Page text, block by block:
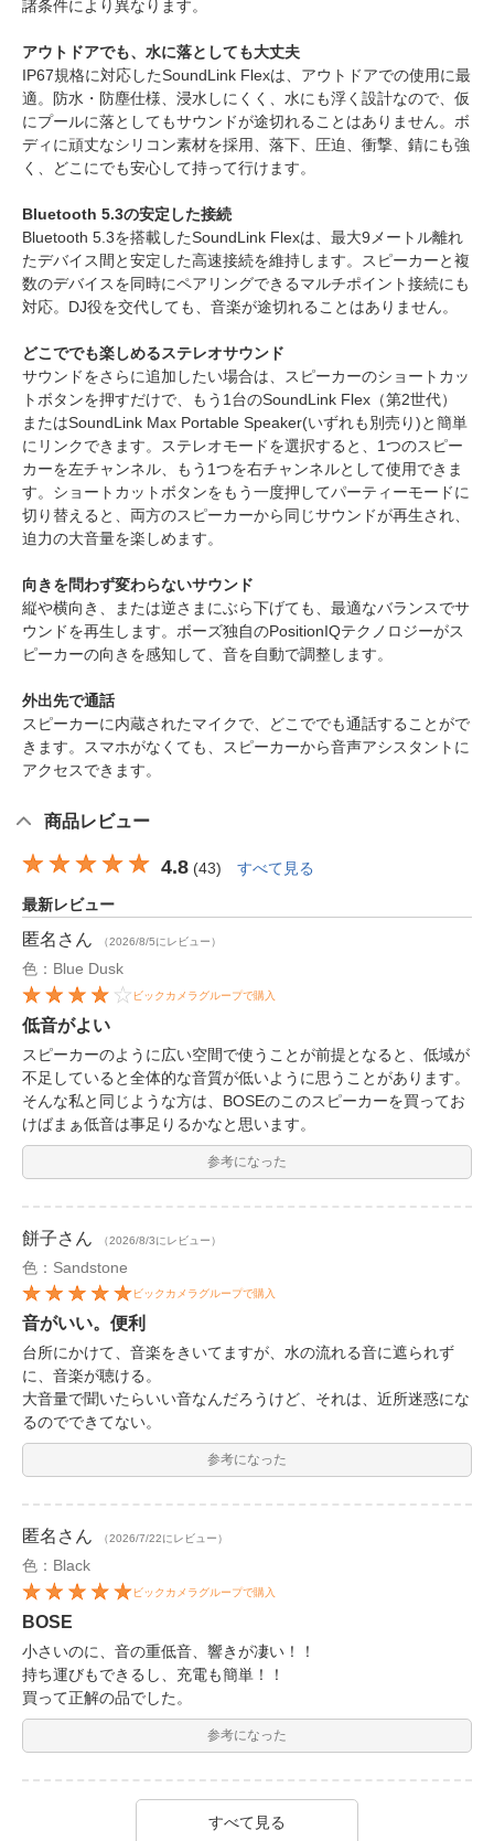
諸条件により異なります。
アウトドアでも、水に落としても大丈夫
IP67規格に対応したSoundLink Flexは、アウトドアでの使用に最
適。防水・防塵仕様、浸水しにくく、水にも浮く設計なので、仮
にプールに落としてもサウンドが途切れることはありません。ボ
ディに頑丈なシリコン素材を採用、落下、圧迫、衝撃、錆にも強
く、どこにでも安心して持って行けます。
Bluetooth 5.3の安定した接続
Bluetooth 5.3を搭載したSoundLink Flexは、最大9メートル離れ
たデバイス間と安定した高速接続を維持します。スピーカーと複
数のデバイスを同時にペアリングできるマルチポイント接続にも
対応。DJ役を交代しても、音楽が途切れることはありません。
どこででも楽しめるステレオサウンド
サウンドをさらに追加したい場合は、スピーカーのショートカッ
トボタンを押すだけで、もう1台のSoundLink Flex（第2世代）
またはSoundLink Max Portable Speaker(いずれも別売り)と簡単
にリンクできます。ステレオモードを選択すると、1つのスピー
カーを左チャンネル、もう1つを右チャンネルとして使用できま
す。ショートカットボタンをもう一度押してパーティーモードに
切り替えると、両方のスピーカーから同じサウンドが再生され、
迫力の大音量を楽しめます。
向きを問わず変わらないサウンド
縦や横向き、または逆さまにぶら下げても、最適なバランスでサ
ウンドを再生します。ボーズ独自のPositionIQテクノロジーがス
ピーカーの向きを感知して、音を自動で調整します。
外出先で通話
スピーカーに内蔵されたマイクで、どこででも通話することがで
きます。スマホがなくても、スピーカーから音声アシスタントに
アクセスできます。
商品レビュー
4.8 (43) すべて見る
最新レビュー
匿名 さん （2026/8/5にレビュー）
色：Blue Dusk
ビックカメラグループで購入
低音がよい
スピーカーのように広い空間で使うことが前提となると、低域が
不足していると全体的な音質が低いように思うことがあります。
そんな私と同じような方は、BOSEのこのスピーカーを買ってお
けばまぁ低音は事足りるかなと思います。
参考になった
餅子さん （2026/8/3にレビュー）
色：Sandstone
ビックカメラグループで購入
音がいい。便利
台所にかけて、音楽をきいてますが、水の流れる音に遮られず
に、音楽が聴ける。
大音量で聞いたらいい音なんだろうけど、それは、近所迷惑にな
るのでできてない。
参考になった
匿名 さん （2026/7/22にレビュー）
色：Black
ビックカメラグループで購入
BOSE
小さいのに、音の重低音、響きが凄い！！
持ち運びもできるし、充電も簡単！！
買って正解の品でした。
参考になった
すべて見る